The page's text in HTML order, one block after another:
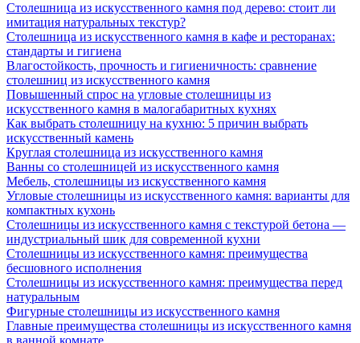
Столешница из искусственного камня под дерево: стоит ли
имитация натуральных текстур?
Столешница из искусственного камня в кафе и ресторанах:
стандарты и гигиена
Влагостойкость, прочность и гигиеничность: сравнение
столешниц из искусственного камня
Повышенный спрос на угловые столешницы из
искусственного камня в малогабаритных кухнях
Как выбрать столешницу на кухню: 5 причин выбрать
искусственный камень
Круглая столешница из искусственного камня
Ванны со столешницей из искусственного камня
Мебель, столешницы из искусственного камня
Угловые столешницы из искусственного камня: варианты для
компактных кухонь
Столешницы из искусственного камня с текстурой бетона —
индустриальный шик для современной кухни
Столешницы из искусственного камня: преимущества
бесшовного исполнения
Столешницы из искусственного камня: преимущества перед
натуральным
Фигурные столешницы из искусственного камня
Главные преимущества столешницы из искусственного камня